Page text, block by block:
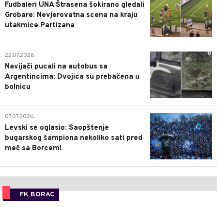
Fudbaleri UNA Štrasena šokirano gledali
Grobare: Nevjerovatna scena na kraju
utakmice Partizana
0
22.07.2026.
Navijači pucali na autobus sa
Argentincima: Dvojica su prebačena u
bolnicu
1
07.07.2026.
Levski se oglasio: Saopštenje
bugarskog šampiona nekoliko sati pred
meč sa Borcem!
FK BORAC